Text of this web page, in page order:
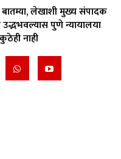
बातम्या, लेखाशी मुख्य संपादक
पुणे न्यायालया
नाही